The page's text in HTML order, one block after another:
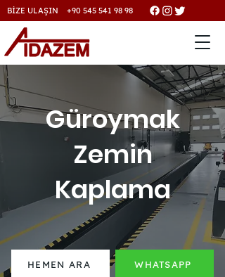
BİZE ULAŞIN +90 545 541 98 98
Güroymak
Zemin
Kaplama
HEMEN ARA WHATSAPP